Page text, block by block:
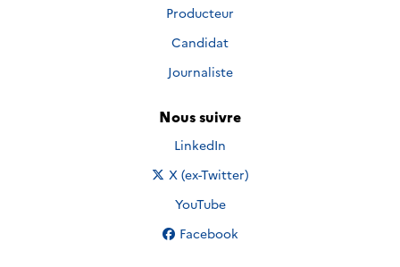
Producteur
Candidat
Journaliste
Nous suivre
Nous suivre sur
LinkedIn
Nous suivre sur
X (ex-Twitter)
Nous suivre sur
YouTube
Nous suivre sur
Facebook